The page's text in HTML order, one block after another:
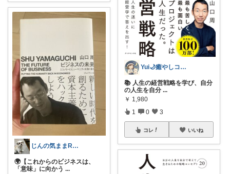
じんの気ままROOM
🌍【これからのビジネスは、
「意味」に向かう ...
Yui🌙癒やしコーディネーター
📚 人生の経営戦略を学び、自分
の人生を自分 ...
￥ 1,980
1 0 3
コレ いいね